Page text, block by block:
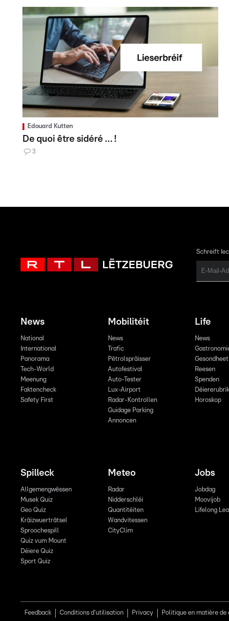
Edouard Kutten
De quoi être sidéré … !
3
Schreift
News
National
International
Panorama
Tech-World
Meenung
Faktencheck
Safety First
Mobilitéit
News
Trafic
Pëtrolspräisser
Autofestival
Auto-Tester
Lux-Airport
Radar-Kontrollen
Guidage Parking
Annoncen
Life
News
Gesondheet
Reesen
Spenden
Déiererubrik
Horoskop
Spilleck
Allgemengwëssen
Musek Quiz
Geo Quiz
Kräizwuerträtsel
Sproochespill
Quiz vum Mount
Déiere Quiz
Sport Quiz
Meteo
Radar
Nidderschléi
Quantitéiten
Wandvitessen
CityClim
Jobs
Jobdag
Moovijob
Lifelong
Feedback Conditions d'utilisation Privacy Politique en matière de